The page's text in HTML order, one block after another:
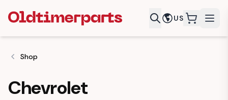
US
Shop
Chevrolet